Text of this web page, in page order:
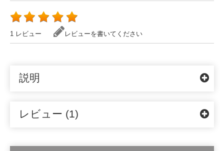
1 レビュー レビューを書いてください
説明
レビュー (1)